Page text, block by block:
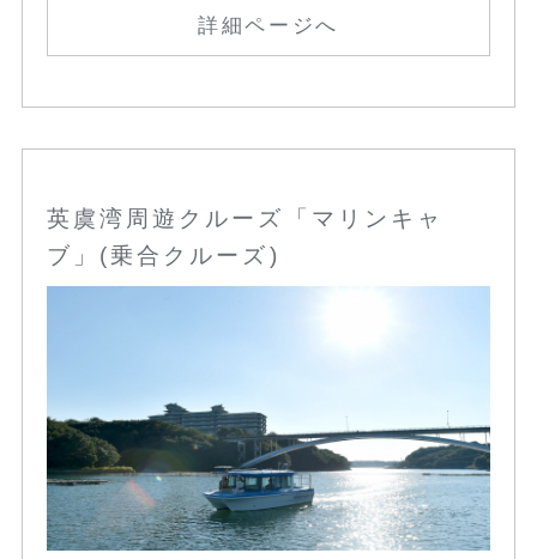
詳細ページへ
英虞湾周遊クルーズ「マリンキャ
ブ」(乗合クルーズ)